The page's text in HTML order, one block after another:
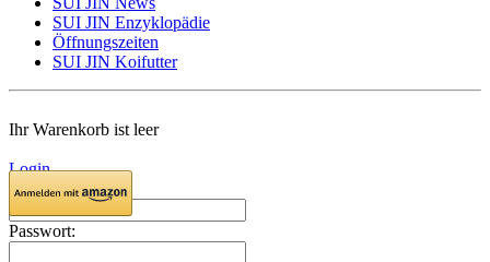
SUI JIN Enzyklopädie
Öffnungszeiten
SUI JIN Koifutter
Ihr Warenkorb ist leer
Login
E-Mail:
Passwort: